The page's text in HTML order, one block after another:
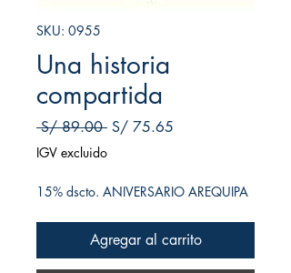
SKU: 0955
Una historia
compartida
S/ 89.00 Precio
S/ 75.65
IGV excluido
15% dscto. ANIVERSARIO AREQUIPA
Agregar al carrito